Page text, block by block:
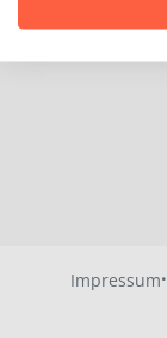
Impressum·